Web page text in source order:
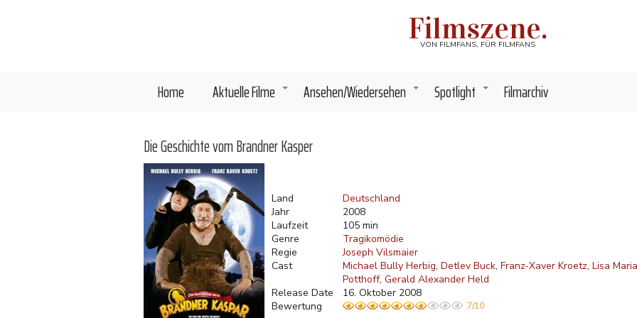
Filmszene.
VON FILMFANS, FÜR FILMFANS
Home +
Aktuelle Filme +
Ansehen/Wiedersehen +
Spotlight Filmarchiv
Die Geschichte vom Brandner Kasper
Land
Deutschland
Jahr
2008
Laufzeit
105 min
Genre
Tragikomödie
Regie
Joseph Vilsmaier
Cast
Michael Bully Herbig Detlev Buck Franz-Xaver Kroetz Lisa Maria
Potthoff Gerald Alexander Held
Release Date
16. Oktober 2008
Bewertung
7/10